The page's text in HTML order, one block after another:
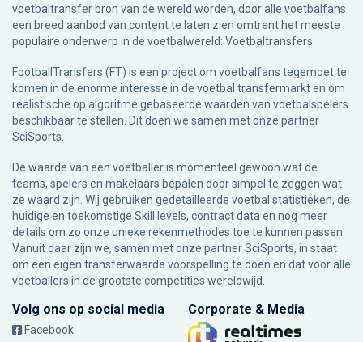
voetbaltransfer bron van de wereld worden, door alle voetbalfans
een breed aanbod van content te laten zien omtrent het meeste
populaire onderwerp in de voetbalwereld: Voetbaltransfers.
FootballTransfers (FT) is een project om voetbalfans tegemoet te
komen in de enorme interesse in de voetbal transfermarkt en om
realistische op algoritme gebaseerde waarden van voetbalspelers
beschikbaar te stellen. Dit doen we samen met onze partner
SciSports
De waarde van een voetballer is momenteel gewoon wat de
teams, spelers en makelaars bepalen door simpel te zeggen wat
ze waard zijn. Wij gebruiken gedetailleerde voetbal statistieken, de
huidige en toekomstige Skill levels, contract data en nog meer
details om zo onze unieke rekenmethodes toe te kunnen passen.
Vanuit daar zijn we, samen met onze partner SciSports, in staat
om een eigen transferwaarde voorspelling te doen en dat voor alle
voetballers in de grootste competities wereldwijd.
Volg ons op social media
Facebook
Corporate & Media